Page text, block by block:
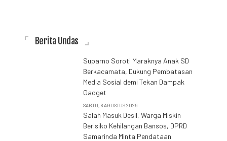
Berita Undas
Suparno Soroti Maraknya Anak SD
Berkacamata, Dukung Pembatasan
Media Sosial demi Tekan Dampak
Gadget
SABTU, 8 AGUSTUS 2026
Salah Masuk Desil, Warga Miskin
Berisiko Kehilangan Bansos, DPRD
Samarinda Minta Pendataan